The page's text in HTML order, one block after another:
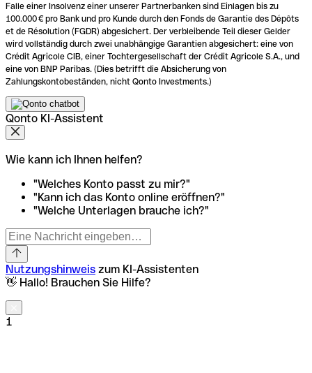
Falle einer Insolvenz einer unserer Partnerbanken sind Einlagen bis zu
100.000 € pro Bank und pro Kunde durch den Fonds de Garantie des Dépôts
et de Résolution (FGDR) abgesichert. Der verbleibende Teil dieser Gelder
wird vollständig durch zwei unabhängige Garantien abgesichert: eine von
Crédit Agricole CIB, einer Tochtergesellschaft der Crédit Agricole S.A., und
eine von BNP Paribas. (Dies betrifft die Absicherung von
Zahlungskontobeständen, nicht Qonto Investments.)
Qonto KI-Assistent
Wie kann ich Ihnen helfen?
"Welches Konto passt zu mir?"
"Kann ich das Konto online eröffnen?"
"Welche Unterlagen brauche ich?"
Nutzungshinweis zum KI-Assistenten
👋 Hallo! Brauchen Sie Hilfe?
1